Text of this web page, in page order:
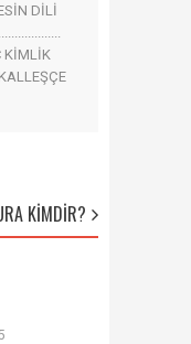
DİLİ
KİMLİK
KİMDİR?